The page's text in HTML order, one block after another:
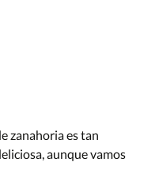
zanahoria es tan
aunque vamos